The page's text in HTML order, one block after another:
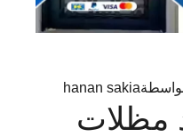
hanan sakia
مظلات